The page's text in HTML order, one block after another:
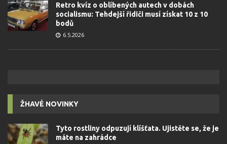
Retro kvíz o oblíbených autech v dobách
socialismu: Tehdejší řidiči musí získat 10 z 10
bodů
6.5.2026
ŽHAVÉ NOVINKY
Tyto rostliny odpuzují klíšťata. Ujistěte se, že je
máte na zahrádce